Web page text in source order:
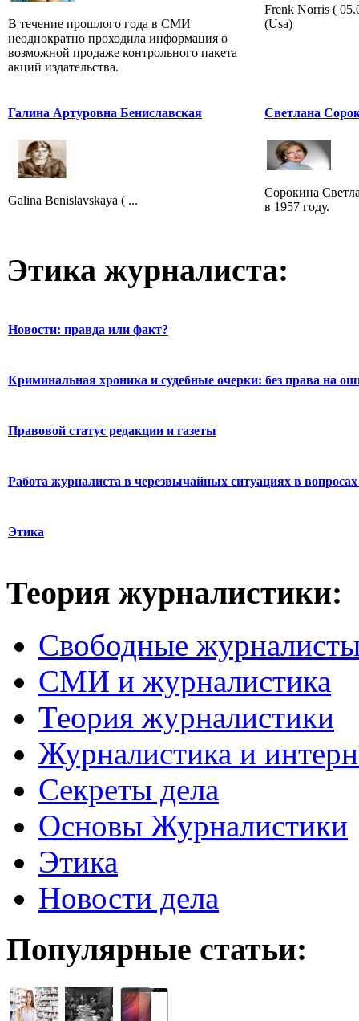
В течение прошлого года в СМИ
неоднократно проходила информация о
возможной продаже контрольного пакета
акций издательства.
Frenk Norris (
(Usa)
Галина Артуровна Бениславская
Galina Benislavskaya ( ...
Светлана
Сорокина
в 1957 году.
Этика журналиста:
Новости: правда или факт?
Криминальная хроника и судебные очерки: без права на
Правовой статус редакции и газеты
Работа журналиста в черезвычайных ситуациях в вопросах
Этика
Теория журналистики:
Свободные
СМИ и журналистика
Теория журналистики
Журналистика и
Секреты дела
Основы Журналистики
Этика
Новости дела
Популярные статьи: